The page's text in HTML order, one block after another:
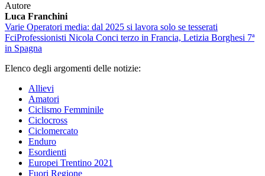
Autore
Luca Franchini
Varie Operatori media: dal 2025 si lavora solo se tesserati
FciProfessionisti Nicola Conci terzo in Francia, Letizia Borghesi 7ª
in Spagna
Elenco degli argomenti delle notizie:
Allievi
Amatori
Ciclismo Femminile
Ciclocross
Ciclomercato
Enduro
Esordienti
Europei Trentino 2021
Fuori Regione